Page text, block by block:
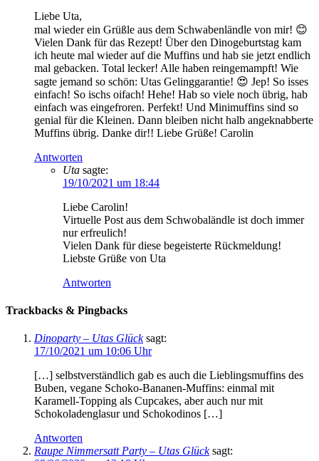
Liebe Uta,
mal wieder ein Grüßle aus dem Schwabenländle von mir! 😊
Vielen Dank für das Rezept! Über den Dinogeburtstag kam
ich heute mal wieder auf die Muffins und hab sie jetzt endlich
mal gebacken. Total lecker! Alle haben reingemampft! Wie
sagte jemand so schön: Utas Gelinggarantie! 😍 Jep! So isses
einfach! So ischs oifach! Hehe! Hab so viele noch übrig, hab
einfach was eingefroren. Perfekt! Und Minimuffins sind so
genial für die Kleinen. Dann bleiben nicht halb angeknabberte
Muffins übrig. Danke dir!! Liebe Grüße! Carolin
Antworten
Uta sagte:
19/10/2021 um 18:44
Liebe Carolin!
Virtuelle Post aus dem Schwobaländle ist doch immer
nur erfreulich!
Vielen Dank für diese begeisterte Rückmeldung!
Liebste Grüße von Uta
Antworten
Trackbacks & Pingbacks
Dinoparty – Utas Glück sagt:
17/10/2021 um 10:06 Uhr
[…] selbstverständlich gab es auch die Lieblingsmuffins des
Buben, vegane Schoko-Bananen-Muffins: einmal mit
Karamell-Topping als Cupcakes, aber auch nur mit
Schokoladenglasur und Schokodinos […]
Antworten
Raupe Nimmersatt Party – Utas Glück sagt: